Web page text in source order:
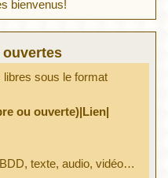
bienvenus!
libres sous le format
ou ouverte)|Lien|
texte, audio, vidéo…